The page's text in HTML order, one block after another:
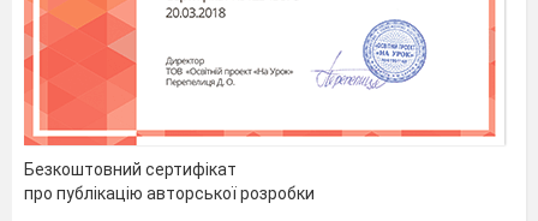
Безкоштовний сертифікат
про публікацію авторської розробки